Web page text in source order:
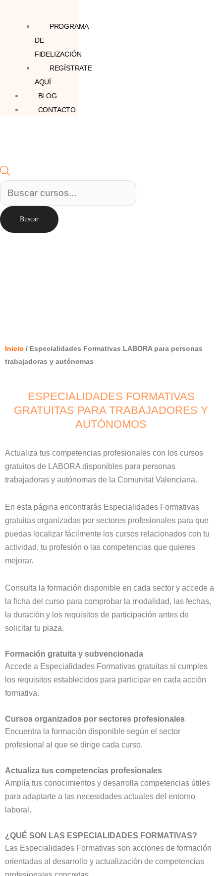
PROGRAMA
DE
FIDELIZACIÓN
REGÍSTRATE
AQUÍ
BLOG
CONTACTO
Buscar
Inicio / Especialidades Formativas LABORA para personas
trabajadoras y autónomas
ESPECIALIDADES FORMATIVAS
GRATUITAS PARA TRABAJADORES Y
AUTÓNOMOS
Actualiza tus competencias profesionales con los cursos
gratuitos de LABORA disponibles para personas
trabajadoras y autónomas de la Comunitat Valenciana.
En esta página encontrarás Especialidades Formativas
gratuitas organizadas por sectores profesionales para que
puedas localizar fácilmente los cursos relacionados con tu
actividad, tu profesión o las competencias que quieres
mejorar.
Consulta la formación disponible en cada sector y accede a
la ficha del curso para comprobar la modalidad, las fechas,
la duración y los requisitos de participación antes de
solicitar tu plaza.
Formación gratuita y subvencionada
Accede a Especialidades Formativas gratuitas si cumples
los requisitos establecidos para participar en cada acción
formativa.
Cursos organizados por sectores profesionales
Encuentra la formación disponible según el sector
profesional al que se dirige cada curso.
Actualiza tus competencias profesionales
Amplía tus conocimientos y desarrolla competencias útiles
para adaptarte a las necesidades actuales del entorno
laboral.
¿QUÉ SON LAS ESPECIALIDADES FORMATIVAS?
Las Especialidades Formativas son acciones de formación
orientadas al desarrollo y actualización de competencias